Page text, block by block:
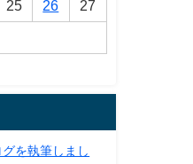
25 26 27
を執筆しまし